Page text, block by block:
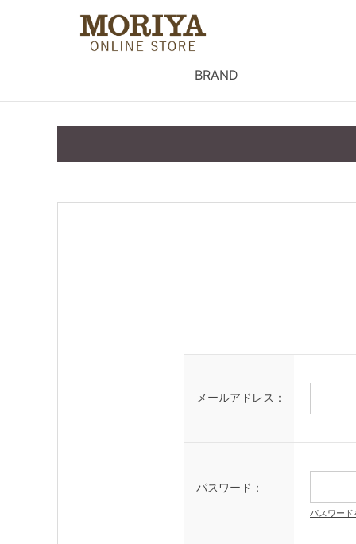
BRAND
メールアドレス：
パスワード：
パスワー